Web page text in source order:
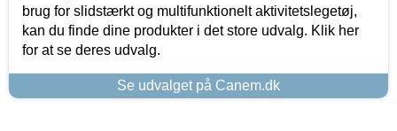
brug for slidstærkt og multifunktionelt aktivitetslegetøj,
kan du finde dine produkter i det store udvalg. Klik her
for at se deres udvalg.
Se udvalget på Canem.dk